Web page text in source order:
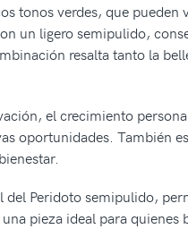
tonos verdes, que
un ligero semipulido,
resalta tanto la
el crecimiento
oportunidades.
Peridoto semipulido,
pieza ideal para